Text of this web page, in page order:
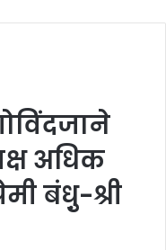
अधिक
बंधु़-श्री